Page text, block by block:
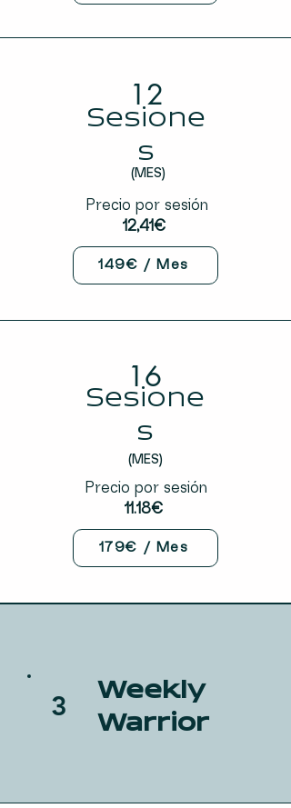
12
Sesione
s
(MES)
Precio por sesión
12,41€
149€ / Mes
16
Sesione
s
(MES)
Precio por sesión
11.18€
179€ / Mes
3
Weekly
Warrior